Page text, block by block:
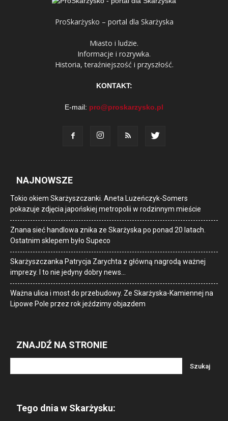
ProSkarżysko – portal dla Skarżyska
Miasto i ludzie.
Informacje i rozrywka.
Historia, teraźniejszość i przyszłość.
KONTAKT:
E-mail: pro@proskarzysko.pl
NAJNOWSZE
Tokio okiem Skarżyszczanki. Aneta Luzeńczyk-Somers
pokazuje zdjęcia japońskiej metropolii w rodzinnym mieście
Znana sieć handlowa znika ze Skarżyska po ponad 20 latach.
Ostatnim sklepem było Supeco
Skarżyszczanka Patrycja Zarychta z główną nagrodą ważnej
imprezy. I to nie jedyny dobry news…
Ważna ulica i most do przebudowy. Ze Skarżyska-Kamiennej na
Lipowe Pole przez rok jeździmy objazdem
ZNAJDŹ NA STRONIE
Tego dnia w Skarżysku: